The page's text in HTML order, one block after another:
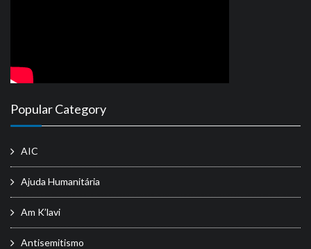
Popular Category
AIC
Ajuda Humanitária
Am K’lavi
Antisemitismo